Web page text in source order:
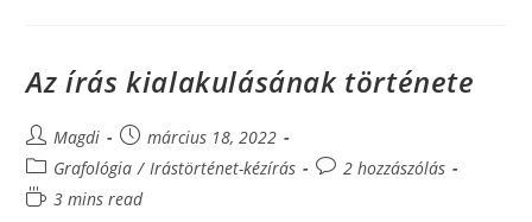
Az írás kialakulásának története
Post
author:
Magdi
Post
published:
március 18, 2022
Post
category:
Grafológia / Irástörténet-kézírás
Post2 hozzászólás
Reading3 mins read